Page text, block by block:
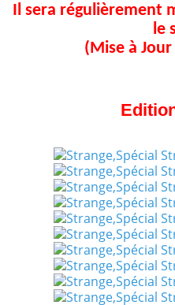
Il sera régulièrement
le
(Mise à